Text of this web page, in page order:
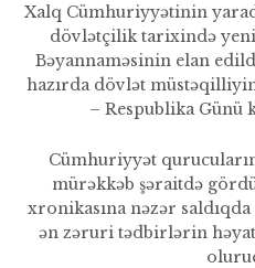
Xalq Cümhuriyyətinin
dövlətçilik tarixində yeni
Bəyannaməsinin elan
hazırda dövlət
– Respublika Günü
Cümhuriyyət
mürəkkəb şəraitdə
xronikasına nəzər
ən zəruri tədbirlərin